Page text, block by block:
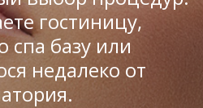
гостиницу,
базу или
недалеко от